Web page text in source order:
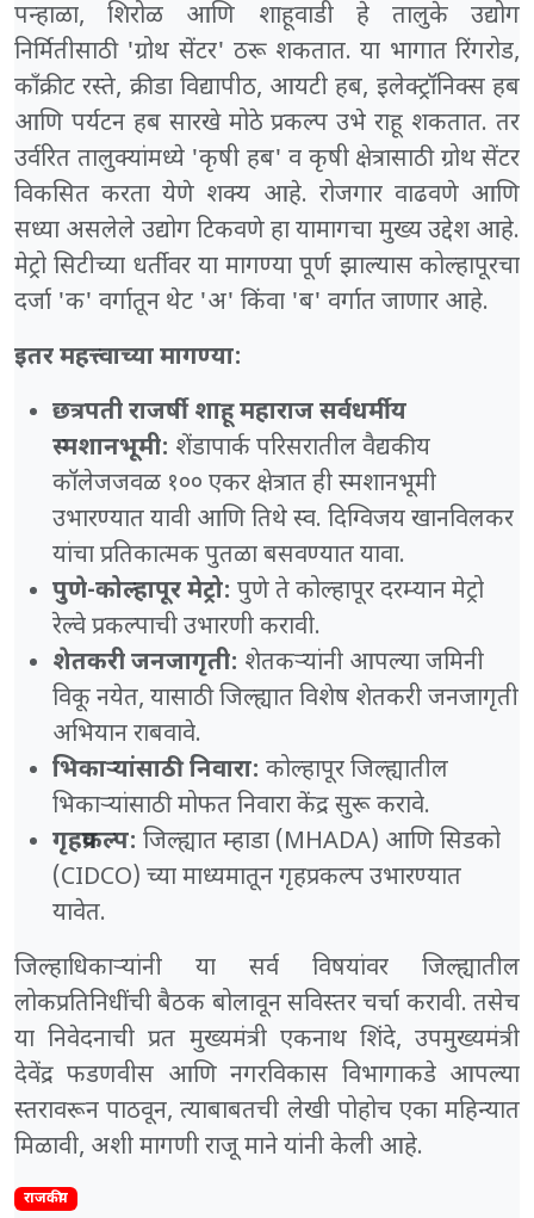
पन्हाळा, शिरोळ आणि शाहूवाडी हे तालुके उद्योग
निर्मितीसाठी 'ग्रोथ सेंटर' ठरू शकतात. या भागात रिंगरोड,
काँक्रीट रस्ते, क्रीडा विद्यापीठ, आयटी हब, इलेक्ट्रॉनिक्स हब
आणि पर्यटन हब सारखे मोठे प्रकल्प उभे राहू शकतात. तर
उर्वरित तालुक्यांमध्ये 'कृषी हब' व कृषी क्षेत्रासाठी ग्रोथ सेंटर
विकसित करता येणे शक्य आहे. रोजगार वाढवणे आणि
सध्या असलेले उद्योग टिकवणे हा यामागचा मुख्य उद्देश आहे.
मेट्रो सिटीच्या धर्तीवर या मागण्या पूर्ण झाल्यास कोल्हापूरचा
दर्जा 'क' वर्गातून थेट 'अ' किंवा 'ब' वर्गात जाणार आहे.
इतर महत्त्वाच्या मागण्या:
छत्रपती राजर्षी शाहू महाराज सर्वधर्मीय
स्मशानभूमी: शेंडापार्क परिसरातील वैद्यकीय
कॉलेजजवळ १०० एकर क्षेत्रात ही स्मशानभूमी
उभारण्यात यावी आणि तिथे स्व. दिग्विजय खानविलकर
यांचा प्रतिकात्मक पुतळा बसवण्यात यावा.
पुणे-कोल्हापूर मेट्रो: पुणे ते कोल्हापूर दरम्यान मेट्रो
रेल्वे प्रकल्पाची उभारणी करावी.
शेतकरी जनजागृती: शेतकऱ्यांनी आपल्या जमिनी
विकू नयेत, यासाठी जिल्ह्यात विशेष शेतकरी जनजागृती
अभियान राबवावे.
भिकाऱ्यांसाठी निवारा: कोल्हापूर जिल्ह्यातील
भिकाऱ्यांसाठी मोफत निवारा केंद्र सुरू करावे.
गृहप्रकल्प: जिल्ह्यात म्हाडा (MHADA) आणि सिडको
(CIDCO) च्या माध्यमातून गृहप्रकल्प उभारण्यात
यावेत.
​जिल्हाधिकाऱ्यांनी या सर्व विषयांवर जिल्ह्यातील
लोकप्रतिनिधींची बैठक बोलावून सविस्तर चर्चा करावी. तसेच
या निवेदनाची प्रत मुख्यमंत्री एकनाथ शिंदे, उपमुख्यमंत्री
देवेंद्र फडणवीस आणि नगरविकास विभागाकडे आपल्या
स्तरावरून पाठवून, त्याबाबतची लेखी पोहोच एका महिन्यात
मिळावी, अशी मागणी राजू माने यांनी केली आहे.
राजकीय